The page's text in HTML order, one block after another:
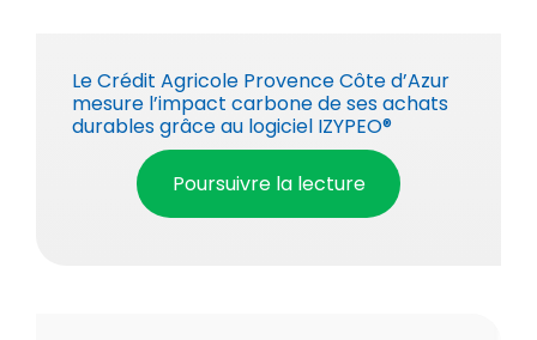
Le Crédit Agricole Provence Côte d’Azur
mesure l’impact carbone de ses achats
durables grâce au logiciel IZYPEO®
Poursuivre la lecture